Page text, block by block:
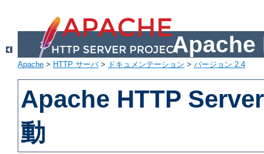
Apache
Apache > HTTP サーバ> ドキュメンテーション > バージョン 2.4
Apache HTTP
動